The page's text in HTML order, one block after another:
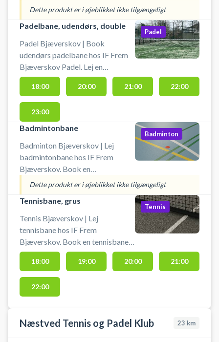
pickleballbane og spil pickleball i
indendørs pickleballbaner i
Skovbohallen i Bjæverskov.
#Picklebal-bjaeverskov #spil-
pickleball #book-pickleball-bane
Dette produkt er i øjeblikket ikke tilgængeligt
Padelbane, udendørs, double
Padel Bjæverskov | Book
udendørs padelbane hos IF Frem
Bjæverskov Padel. Lej en
padelbane og spil padel i
Bjæverskov på en doublebane
udendørs med højt til "loftet".
Padelbanen ligger i forbindelse
med IF Frem Bjæverskov Padel og
bolde og bat, som ligger i boksen
ved padeltennis banerne. Gratis
parkering ved padelbanerne, på
den store parkeringsplads ved
Skovbohallen på Halvejen 14,
4632 Bjæverskov.
Padel
18:00 20:00 21:00 22:00
23:00
Badmintonbane
Badminton Bjæverskov | Lej
badmintonbane hos IF Frem
Bjæverskov. Book en
badmintonbane og spil badminton
badmintonbaner i Skovbohallen i
Bjæverskov.
Badminton
Dette produkt er i øjeblikket ikke tilgængeligt
Tennisbane, grus
Tennis Bjæverskov | Lej
tennisbane hos IF Frem
Bjæverskov. Book en tennisbane
og spil tennis i Bjæverskov på en
af de to udendørs tennisbaner
beliggende ved Skovbohallen i
Bjæverskov. Tennisbanerne har
tennisbanerne, på den store
Tennis
18:00 19:00 20:00 21:00
22:00
Næstved Tennis og Padel Klub 23 km